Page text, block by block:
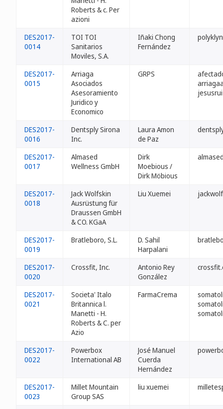
Roberts & c. Per
azioni
DES2017-
0014
TOI TOI
Sanitarios
Moviles, S.A.
Iñaki Chong
Fernández
DES2017-
0015
Arriaga
Asociados
Asesoramiento
Juridico y
Economico
GRPS
DES2017-
0016
Dentsply Sirona
Inc.
Laura Amon
de Paz
DES2017-
0017
Almased
Wellness GmbH
Dirk
Moebious /
Dirk Möbious
DES2017-
0018
Jack Wolfskin
Ausrüstung für
Draussen GmbH
& CO. KGaA
Liu Xuemei
DES2017-
0019
Bratleboro, S.L.
D. Sahil
Harpalani
DES2017-
0020
Crossfit, Inc.
Antonio Rey
González
DES2017-
0021
Societa' Italo
Britannica l.
Manetti - H.
Roberts & C. per
Azio
FarmaCrema
DES2017-
0022
Powerbox
International AB
José Manuel
Cuerda
Hernández
DES2017-
0023
Millet Mountain
Group SAS
liu xuemei